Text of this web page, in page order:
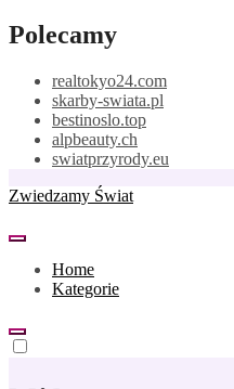
Polecamy
realtokyo24.com
skarby-swiata.pl
bestinoslo.top
alpbeauty.ch
swiatprzyrody.eu
Zwiedzamy Świat
Home
Kategorie